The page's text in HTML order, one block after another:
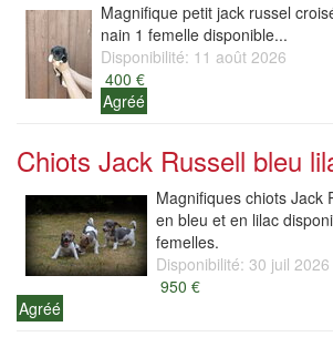
Magnifique petit jack russel
nain 1 femelle disponible...
Disponibilité: 11 août 2026
400 €
Agréé
Chiots Jack Russell bleu
Magnifiques chiots Jack
en bleu et en lilac
femelles.
Disponibilité: 30 juil 2026
950 €
Agréé